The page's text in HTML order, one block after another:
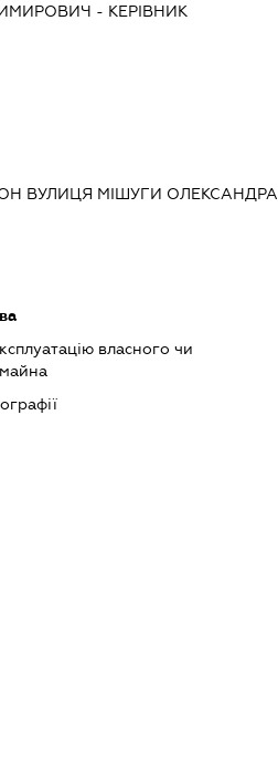
- КЕРІВНИК
ВУЛИЦЯ МІШУГИ ОЛЕКСАНДРА
власного чи